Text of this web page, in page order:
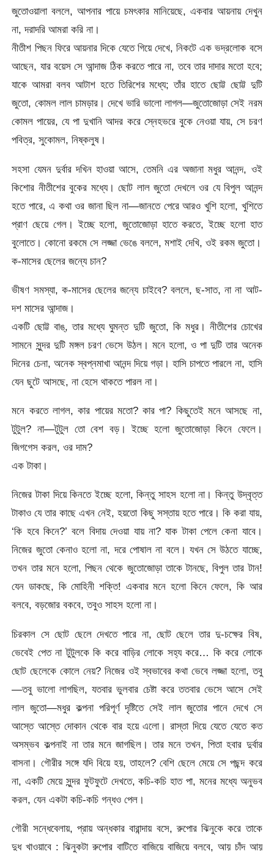
জুতোওয়ালা বললে, আপনার পায়ে চমৎকার মানিয়েছে, একবার আয়নায় দেখুন
না, দরাদরি আমরা করি না।
নীতীশ পিছন ফিরে আয়নার দিকে যেতে গিয়ে দেখে, নিকটে এক ভদ্রলোক বসে
আছেন, যার বয়েস সে আন্দাজ ঠিক করতে পারে না, তবে তার দাদার মতো হবে;
যাকে আমরা বলব আটাশ হতে তিরিশের মধ্যে; তাঁর হাতে ছোট্ট ছোট্ট দুটি
জুতো, কোমল লাল চামড়ার। দেখে ভারি ভালো লাগল—জুতোজোড়া সেই নরম
কোমল পায়ের, যে পা দুখানি আদর করে স্নেহভরে বুকে নেওয়া যায়, সে চরণ
পবিত্র, সুকোমল, নিষ্কলুষ।
সহসা যেমন দুর্বার দখিন হাওয়া আসে, তেমনি এর অজানা মধুর আনন্দ, ওই
কিশোর নীতীশের বুকের মধ্যে। ছোট লাল জুতো দেখলে ওর যে বিপুল আনন্দ
হতে পারে, এ কথা ওর জানা ছিল না—জানতে পেরে আরও খুশি হলো, খুশিতে
প্রাণ ছেয়ে গেল। ইচ্ছে হলো, জুতোজোড়া হাতে করতে, ইচ্ছে হলো হাত
বুলোতে। কোনো রকমে সে লজ্জা ভেঙে বললে, মশাই দেখি, ওই রকম জুতো।
ক-মাসের ছেলের জন্যে চান?
ভীষণ সমস্যা, ক-মাসের ছেলের জন্যে চাইবে? বললে, ছ-সাত, না না আট-
দশ মাসের আন্দাজ।
একটি ছোট্ট বাঙ্, তার মধ্যে ঘুমন্ত দুটি জুতো, কি মধুর। নীতীশের চোখের
সামনে সুন্দর দুটি মঙ্গল চরণ ভেসে উঠল। মনে হলো, ও পা দুটি তার অনেক
দিনের চেনা, অনেক স্বপ্নমাখা আনন্দ দিয়ে গড়া। হাসি চাপতে পারলে না, হাসি
যেন ছুটে আসছে, না হেসে থাকতে পারল না।
মনে করতে লাগল, কার পায়ের মতো? কার পা? কিছুতেই মনে আসছে না,
টুটুল? না—টুটুল তো বেশ বড়। ইচ্ছে হলো জুতোজোড়া কিনে ফেলে।
জিগগেস করল, ওর দাম?
এক টাকা।
নিজের টাকা দিয়ে কিনতে ইচ্ছে হলো, কিন্তু সাহস হলো না। কিন্তু উদ্বৃত্ত
টাকাও যে তার কাছে এখন নেই, হয়তো কিছু সস্তায় হতে পারে। কি করা যায়,
‘কি হবে কিনে?’ বলে বিদায় দেওয়া যায় না? যাক টাকা পেলে কেনা যাবে।
নিজের জুতো কেনাও হলো না, দরে পোষাল না বলে। যখন সে উঠতে যাচ্ছে,
তখন তার মনে হলো, পিছন থেকে জুতোজোড়া তাকে টানছে, বিপুল তার টান!
যেন ডাকছে, কি মোহিনী শক্তি! একবার মনে হলো কিনে ফেলে, কি আর
বলবে, বড়জোর বকবে, তবুও সাহস হলো না।
চিরকাল সে ছোট ছেলে দেখতে পারে না, ছোট ছেলে তার দু-চক্ষের বিষ,
ভেবেই পেত না টুটুলকে কি করে বাড়ির লোকে সহ্য করে… কি করে লোকে
ছোট ছেলেকে কোলে নেয়? নিজের ওই স্বভাবের কথা ভেবে লজ্জা হলো, তবু
—তবু ভালো লাগছিল, যতবার ভুলবার চেষ্টা করে ততবার ভেসে আসে সেই
লাল জুতো—মধুর কল্পনা পরিপূর্ণ দৃষ্টিতে সেই লাল জুতোর পানে দেখে সে
আস্তে আস্তে দোকান থেকে বার হয়ে এলো। রাস্তা দিয়ে যেতে যেতে কত
অসম্ভব কল্পনাই না তার মনে জাগছিল। তার মনে তখন, পিতা হবার দুর্বার
বাসনা। গৌরীর সঙ্গে যদি বিয়ে হয়, তাহলে? বেশি ছেলে মেয়ে সে পছন্দ করে
না, একটি মেয়ে সুন্দর ফুটফুটে দেখতে, কচি-কচি হাত পা, মনের মধ্যে অনুভব
করল, যেন একটা কচি-কচি গন্ধও পেল।
গৌরী সন্ধেবেলায়, প্রায় অন্ধকার বারান্দায় বসে, রুপোর ঝিনুকে করে তাকে
দুধ খাওয়াবে : ঝিনুকটা রুপোর বাটিতে বাজিয়ে বাজিয়ে বলবে, আয় চাঁদ আয়